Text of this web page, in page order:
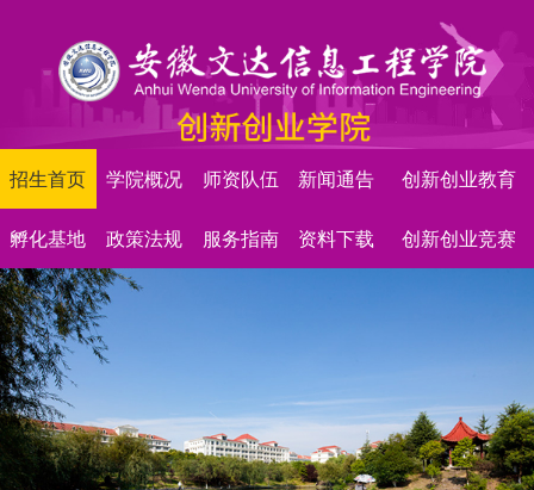
招生首页 学院概况 师资队伍 新闻通告 创新创业教育
孵化基地 政策法规 服务指南 资料下载 创新创业竞赛